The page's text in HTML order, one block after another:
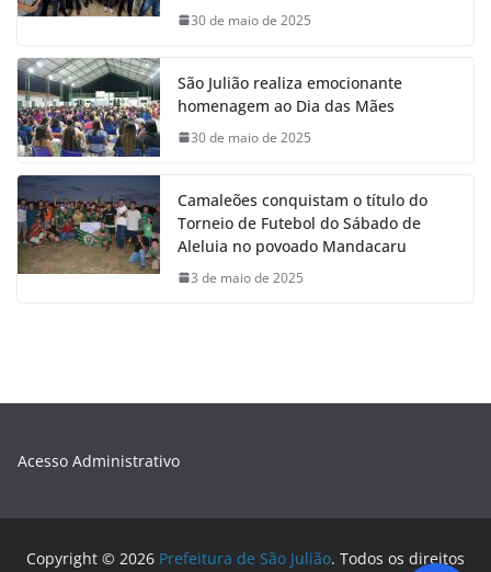
30 de maio de 2025
São Julião realiza emocionante
homenagem ao Dia das Mães
30 de maio de 2025
Camaleões conquistam o título do
Torneio de Futebol do Sábado de
Aleluia no povoado Mandacaru
3 de maio de 2025
Acesso Administrativo
Copyright © 2026 Prefeitura de São Julião. Todos os direitos